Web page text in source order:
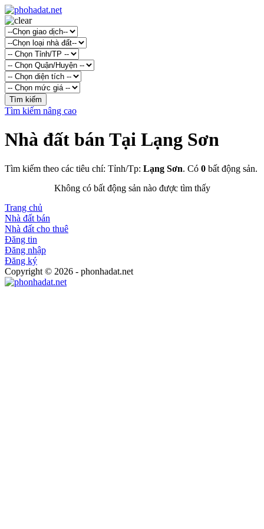
Tìm kiếm nâng cao
Nhà đất bán Tại Lạng Sơn
Tìm kiếm theo các tiêu chí: Tỉnh/Tp: Lạng Sơn. Có 0 bất động sản.
Không có bất động sản nào được tìm thấy
Trang chủ
Nhà đất bán
Nhà đất cho thuê
Đăng tin
Đăng nhập
Đăng ký
Copyright © 2026 - phonhadat.net